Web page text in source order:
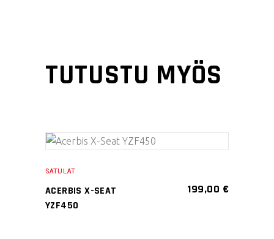
TUTUSTU MYÖS
Tällä
on
SATULAT
ACERBIS X-SEAT
YZF450
199,00 €